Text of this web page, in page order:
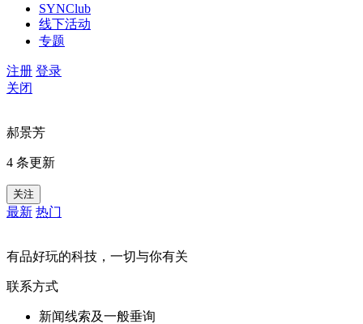
SYNClub
线下活动
专题
注册 登录
关闭
郝景芳
4 条更新
关注
最新 热门
有品好玩的科技，一切与你有关
联系方式
新闻线索及一般垂询